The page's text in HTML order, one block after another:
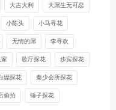
大吉大利 大屌生无可恋
小陈头 小马寻花
无情的屌 李寻欢
家 歌厅探花 步宾探花
嫖探花 秦少会所探花
偷拍 锤子探花